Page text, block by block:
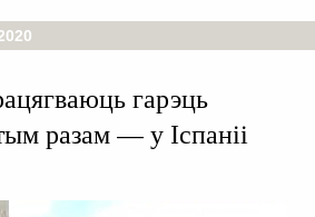
гарэць
разам — у Іспаніі